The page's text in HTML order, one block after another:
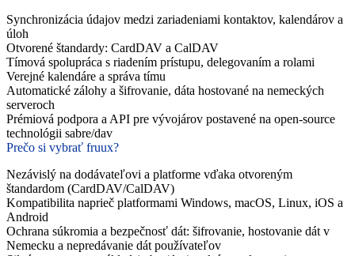
Synchronizácia údajov medzi zariadeniami kontaktov, kalendárov a
úloh
Otvorené štandardy: CardDAV a CalDAV
Tímová spolupráca s riadením prístupu, delegovaním a rolami
Verejné kalendáre a správa tímu
Automatické zálohy a šifrovanie, dáta hostované na nemeckých
serveroch
Prémiová podpora a API pre vývojárov postavené na open-source
technológii sabre/dav
Prečo si vybrať fruux?
Nezávislý na dodávateľovi a platforme vďaka otvoreným
štandardom (CardDAV/CalDAV)
Kompatibilita naprieč platformami Windows, macOS, Linux, iOS a
Android
Ochrana súkromia a bezpečnosť dát: šifrovanie, hostovanie dát v
Nemecku a nepredávanie dát používateľov